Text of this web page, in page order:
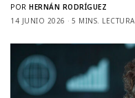
POR HERNÁN RODRÍGUEZ
14 JUNIO 2026
5 MINS. LECTURA